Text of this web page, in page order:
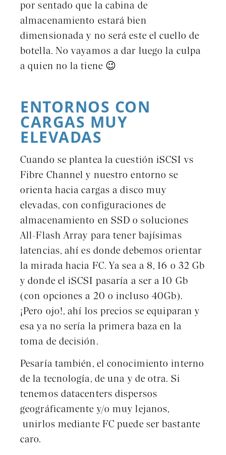
por sentado que la cabina de
almacenamiento estará bien
dimensionada y no será este el cuello de
botella. No vayamos a dar luego la culpa
a quien no la tiene 😉
ENTORNOS CON
CARGAS MUY
ELEVADAS
Cuando se plantea la cuestión iSCSI vs
Fibre Channel y nuestro entorno se
orienta hacia cargas a disco muy
elevadas, con configuraciones de
almacenamiento en SSD o soluciones
All-Flash Array para tener bajísimas
latencias, ahí es donde debemos orientar
la mirada hacia FC. Ya sea a 8, 16 o 32 Gb
y donde el iSCSI pasaría a ser a 10 Gb
(con opciones a 20 o incluso 40Gb).
¡Pero ojo!, ahí los precios se equiparan y
esa ya no sería la primera baza en la
toma de decisión.
Pesaría también, el conocimiento interno
de la tecnología, de una y de otra. Si
tenemos datacenters dispersos
geográficamente y/o muy lejanos,
unirlos mediante FC puede ser bastante
caro.